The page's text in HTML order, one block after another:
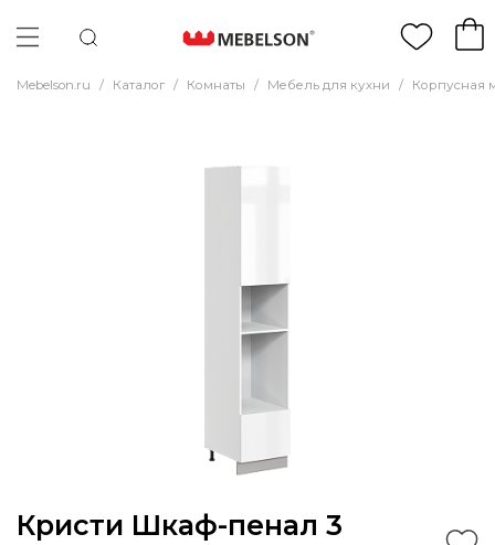
Mebelson.ru / Каталог / Комнаты / Мебель для кухни / Корпусная
Кристи Шкаф-пенал 3